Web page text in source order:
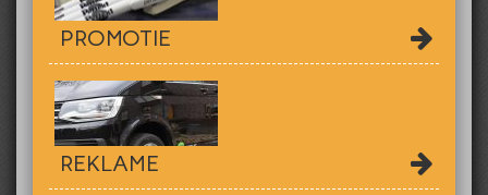
PROMOTIE
REKLAME